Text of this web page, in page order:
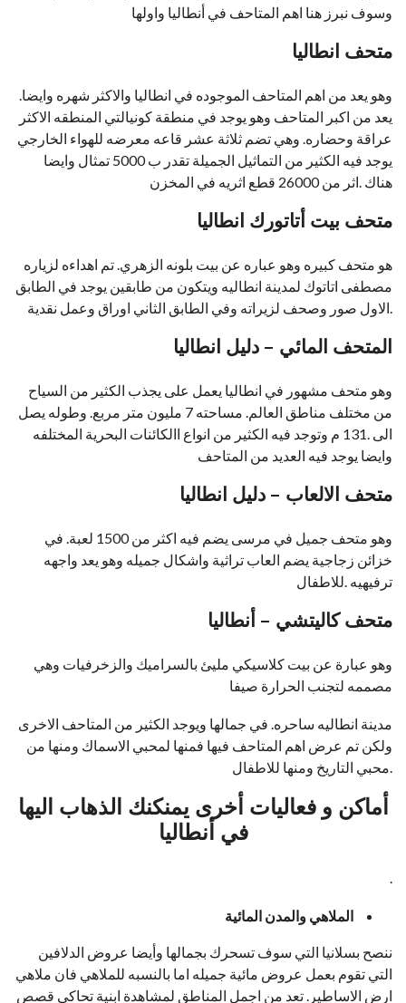
وسوف نبرز هنا اهم المتاحف في أنطاليا واولها
متحف انطاليا
وهو يعد من اهم المتاحف الموجوده في انطاليا والاكثر شهره وايضا.
يعد من اكبر المتاحف وهو يوجد في منطقة كونيالتي المنطقه الاكثر
عراقة وحضاره. وهي تضم ثلاثة عشر قاعه معرضه للهواء الخارجي
يوجد فيه الكثير من التماثيل الجميلة تقدر ب 5000 تمثال وايضا
هناك .اثر من 26000 قطع اثريه في المخزن
متحف بيت أتاتورك انطاليا
هو متحف كبيره وهو عباره عن بيت بلونه الزهري. تم اهداءه لزياره
مصطفى اتاتوك لمدينة انطاليه ويتكون من طابقين يوجد في الطابق
.الاول صور وصحف لزيراته وفي الطابق الثاني اوراق وعمل نقدية
المتحف المائي – دليل انطاليا
وهو متحف مشهور في انطاليا يعمل على يجذب الكثير من السياح
من مختلف مناطق العالم. مساحته 7 مليون متر مربع. وطوله يصل
الى .131 م وتوجد فيه الكثير من انواع االكائنات البحرية المختلفه
وايضا يوجد فيه العديد من المتاحف
متحف الالعاب – دليل انطاليا
وهو متحف جميل في مرسى يضم فيه اكثر من 1500 لعبة. في
خزائن زجاجية يضم العاب تراثية واشكال جميله وهو يعد واجهه
ترفيهيه .للاطفال
متحف كاليتشي – أنطاليا
وهو عبارة عن بيت كلاسيكي مليئ بالسراميك والزخرفيات وهي
مصممه لتجنب الحرارة صيفا
مدينة انطاليه ساحره. في جمالها ويوجد الكثير من المتاحف الاخرى
ولكن تم عرض اهم المتاحف فيها فمنها لمحبي الاسماك ومنها من
.محبي التاريخ ومنها للاطفال
أماكن و فعاليات أخرى يمنكنك الذهاب اليها
في أنطاليا
الملاهي والمدن المائية
ننصح بسلانيا التي سوف تسحرك بجمالها وأيضا عروض الدلافين
التي تقوم بعمل عروض مائية جميله اما بالنسبه للملاهي فان ملاهي
ارض الاساطير. تعد من اجمل المناطق لمشاهدة ابنية تحاكي قصص